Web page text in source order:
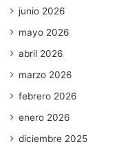
junio 2026
mayo 2026
abril 2026
marzo 2026
febrero 2026
enero 2026
diciembre 2025